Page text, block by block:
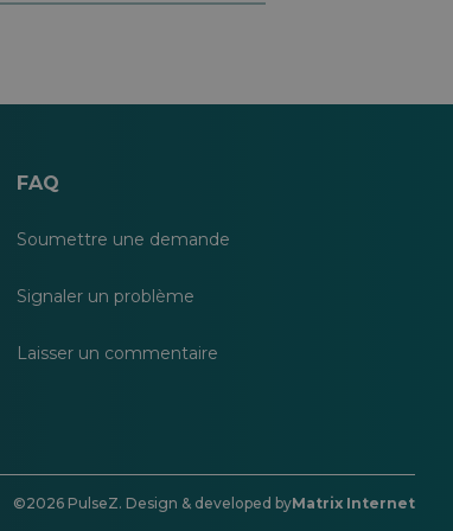
FAQ
Soumettre une demande
Signaler un problème
Laisser un commentaire
©2026 PulseZ. Design & developed byMatrix Internet
S'ouvre